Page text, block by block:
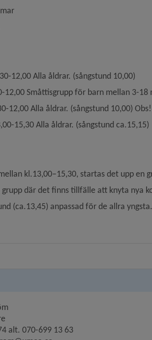
12,00 Alla åldrar. (sångstund 10,00)
12,00 Småttisgrupp för barn mellan 3-18
12,00 Alla åldrar. (sångstund 10,00)
15,30 Alla åldrar. (sångstund ca.15,15)
kl.13,00–15,30, startas det upp en
grupp där det finns tillfälle att knyta nya
(ca.13,45) anpassad för de allra yngsta.
alt. 070-699 13 63